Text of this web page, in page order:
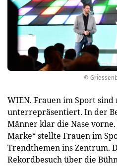
©
WIEN. Frauen im Sport
unterrepräsentiert. In der
Männer klar die Nase
Marke“ stellte Frauen im
Trendthemen ins Zentrum.
Rekordbesuch über die